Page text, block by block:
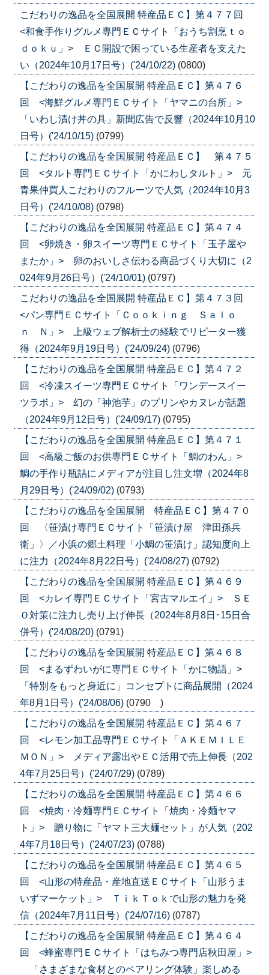
こだわりの逸品を全国展開 特産品ＥＣ】第４７７回
<和食手作りグルメ専門ＥＣサイト「おうち割烹ｔｏ
ｄｏｋｕ」> ＥＣ開設で困っている生産者を支えた
い（2024年10月17日号）('24/10/22) (0800)
【こだわりの逸品を全国展開 特産品ＥＣ】第４７６
回 <海鮮グルメ専門ＥＣサイト「ヤマニの台所」>
「いわし漬け丼の具」新聞広告で反響（2024年10月10
日号）('24/10/15) (0799)
【こだわりの逸品を全国展開 特産品ＥＣ】 第４７５
回 <タルト専門ＥＣサイト「かにわしタルト」> 元
青果仲買人こだわりのフルーツで人気（2024年10月3
日号）('24/10/08) (0798)
【こだわりの逸品を全国展開 特産品ＥＣ】第４７４
回 <卵焼き・卵スイーツ専門ＥＣサイト「玉子屋や
またか」> 卵のおいしさ伝わる商品づくり大切に（2
024年9月26日号）('24/10/01) (0797)
こだわりの逸品を全国展開 特産品ＥＣ】第４７３回
<パン専門ＥＣサイト「Ｃｏｏｋｉｎｇ Ｓａｌｏ
ｎ Ｎ」> 上級ウェブ解析士の経験でリピーター獲
得（2024年9月19日号）('24/09/24) (0796)
【こだわりの逸品を全国展開 特産品ＥＣ】第４７２
回 <冷凍スイーツ専門ＥＣサイト「ワンデースイー
ツラボ」> 幻の「神池芋」のプリンやカヌレが話題
（2024年9月12日号）('24/09/17) (0795)
【こだわりの逸品を全国展開 特産品ＥＣ】第４７１
回 <高級ご飯のお供専門ＥＣサイト「鯛のわん」>
鯛の手作り瓶詰にメディアが注目し注文増（2024年8
月29日号）('24/09/02) (0793)
【こだわりの逸品を全国展開 特産品ＥＣ】第４７０
回 〈笹漬け専門ＥＣサイト「笹漬け屋 津田孫兵
衛」〉／小浜の郷土料理「小鯛の笹漬け」認知度向上
に注力（2024年8月22日号）('24/08/27) (0792)
【こだわりの逸品を全国展開 特産品ＥＣ】第４６９
回 <カレイ専門ＥＣサイト「宮古マルエイ」> ＳＥ
Ｏ対策に注力し売り上げ伸長（2024年8月8日･15日合
併号）('24/08/20) (0791)
【こだわりの逸品を全国展開 特産品ＥＣ】第４６８
回 <まるずわいがに専門ＥＣサイト「かに物語」>
「特別をもっと身近に」コンセプトに商品展開（2024
年8月1日号）('24/08/06) (0790 )
【こだわりの逸品を全国展開 特産品ＥＣ】第４６７
回 <レモン加工品専門ＥＣサイト「ＡＫＥＭＩＬＥ
ＭＯＮ」> メディア露出やＥＣ活用で売上伸長（202
4年7月25日号）('24/07/29) (0789)
【こだわりの逸品を全国展開 特産品ＥＣ】第４６６
回 <焼肉・冷麺専門ＥＣサイト「焼肉・冷麺ヤマ
ト」> 贈り物に「ヤマト三大麺セット」が人気（202
4年7月18日号）('24/07/23) (0788)
【こだわりの逸品を全国展開 特産品ＥＣ】第４６５
回 <山形の特産品・産地直送ＥＣサイト「山形うま
いずマーケット」> ＴｉｋＴｏｋで山形の魅力を発
信（2024年7月11日号）('24/07/16) (0787)
【こだわりの逸品を全国展開 特産品ＥＣ】第４６４
回 <蜂蜜専門ＥＣサイト「はちみつ専門店秋田屋」>
「さまざまな食材とのペアリング体験」楽しめる